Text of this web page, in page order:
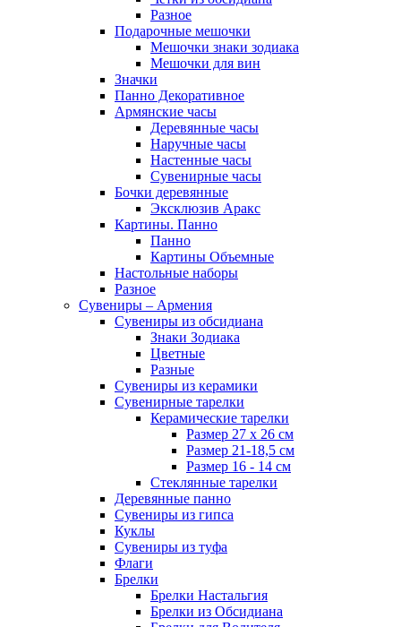
Разное
Подарочные мешочки
Мешочки знаки зодиака
Мешочки для вин
Значки
Панно Декоративное
Армянские часы
Деревянные часы
Наручные часы
Настенные часы
Сувенирные часы
Бочки деревянные
Эксклюзив Аракс
Картины. Панно
Панно
Картины Объемные
Настольные наборы
Разное
Сувениры – Армения
Сувениры из обсидиана
Знаки Зодиака
Цветные
Разные
Сувениры из керамики
Сувенирные тарелки
Керамические тарелки
Размер 27 х 26 см
Размер 21-18,5 см
Размер 16 - 14 см
Стеклянные тарелки
Деревянные панно
Сувениры из гипса
Куклы
Сувениры из туфа
Флаги
Брелки
Брелки Настальгия
Брелки из Обсидиана